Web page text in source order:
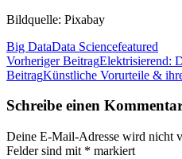
Bildquelle: Pixabay
Big DataData Sciencefeatured
Beitragsnavigation
Vorheriger BeitragElektrisierend:
BeitragKünstliche Vorurteile &
Schreibe einen
Deine E-Mail-Adresse wird nicht
Felder sind mit * markiert